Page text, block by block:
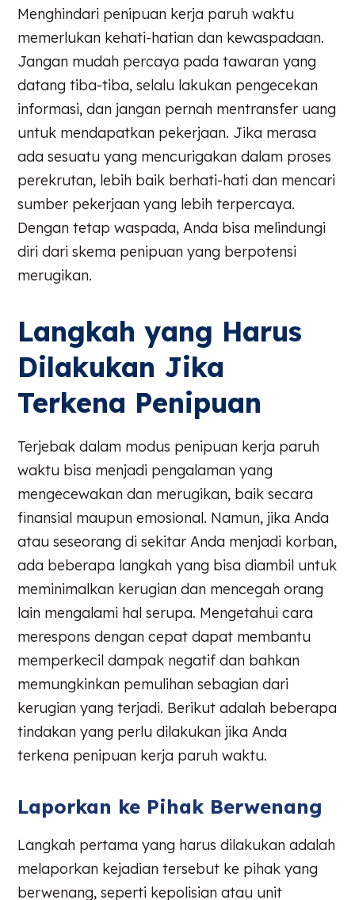
Menghindari penipuan kerja paruh waktu
memerlukan kehati-hatian dan kewaspadaan.
Jangan mudah percaya pada tawaran yang
datang tiba-tiba, selalu lakukan pengecekan
informasi, dan jangan pernah mentransfer uang
untuk mendapatkan pekerjaan. Jika merasa
ada sesuatu yang mencurigakan dalam proses
perekrutan, lebih baik berhati-hati dan mencari
sumber pekerjaan yang lebih terpercaya.
Dengan tetap waspada, Anda bisa melindungi
diri dari skema penipuan yang berpotensi
merugikan.
Langkah yang Harus
Dilakukan Jika
Terkena Penipuan
Terjebak dalam modus penipuan kerja paruh
waktu bisa menjadi pengalaman yang
mengecewakan dan merugikan, baik secara
finansial maupun emosional. Namun, jika Anda
atau seseorang di sekitar Anda menjadi korban,
ada beberapa langkah yang bisa diambil untuk
meminimalkan kerugian dan mencegah orang
lain mengalami hal serupa. Mengetahui cara
merespons dengan cepat dapat membantu
memperkecil dampak negatif dan bahkan
memungkinkan pemulihan sebagian dari
kerugian yang terjadi. Berikut adalah beberapa
tindakan yang perlu dilakukan jika Anda
terkena penipuan kerja paruh waktu.
Laporkan ke Pihak Berwenang
Langkah pertama yang harus dilakukan adalah
melaporkan kejadian tersebut ke pihak yang
berwenang, seperti kepolisian atau unit